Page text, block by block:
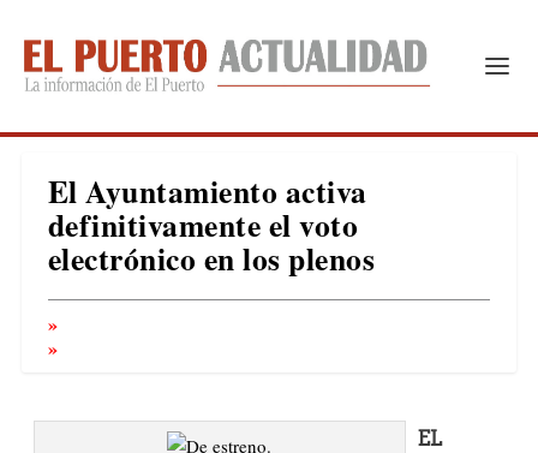
El Ayuntamiento activa
definitivamente el voto
electrónico en los plenos
EL